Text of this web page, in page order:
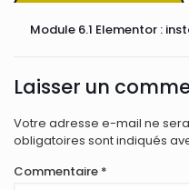
Module 6.1 Elementor :
Laisser un
Votre adresse e-mail ne
obligatoires sont indiqués
Commentaire *